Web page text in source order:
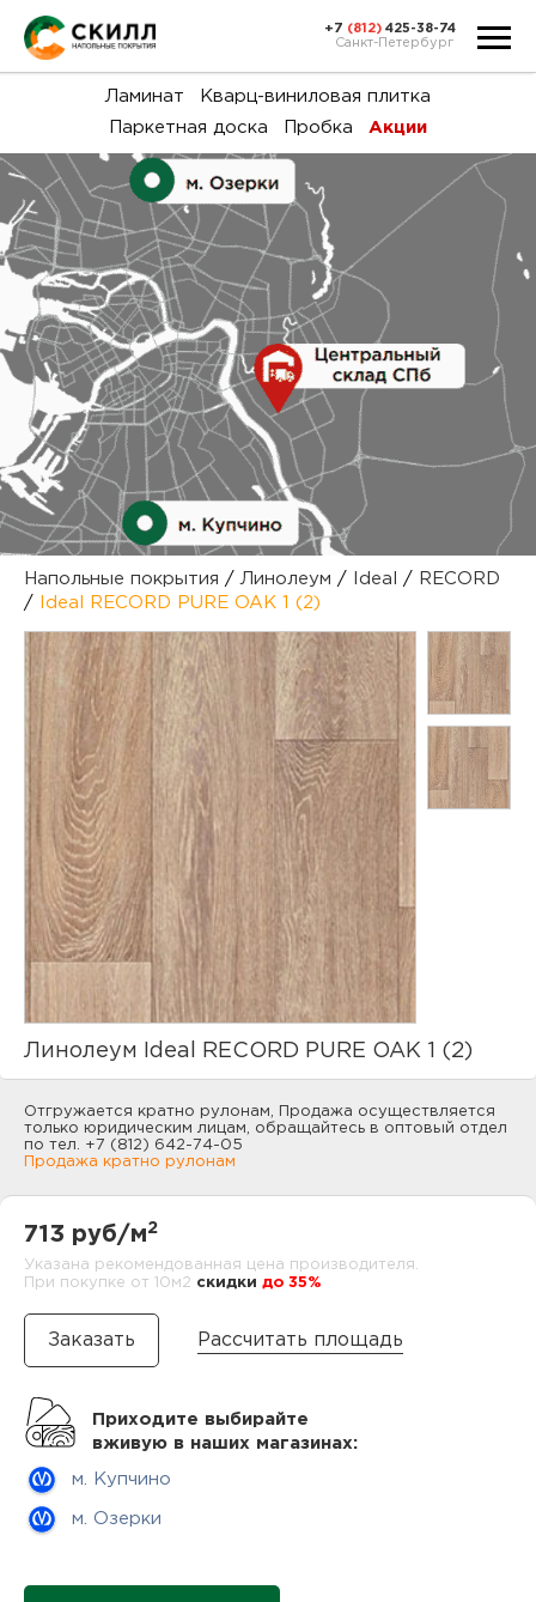
и
+7 (812) 425-38-74
Санкт-Петербург
Ламинат
Кварц-виниловая плитка
Паркетная доска
Пробка Акции
Напольные покрытия / Линолеум / Ideal /
RECORD
/
Ideal RECORD PURE OAK 1 (2)
Линолеум Ideal RECORD PURE OAK 1 (2)
Отгружается кратно рулонам, Продажа осуществляется
только юридическим лицам, обращайтесь в оптовый отдел
по тел. +7 (812) 642-74-05
Продажа кратно рулонам
713 руб/м2
Указана рекомендованная цена производителя.
При покупке от 10м2 cкидки до 35%
Рассчитать площадь
Приходите выбирайте
вживую в наших магазинах:
м. Купчино
м. Озерки